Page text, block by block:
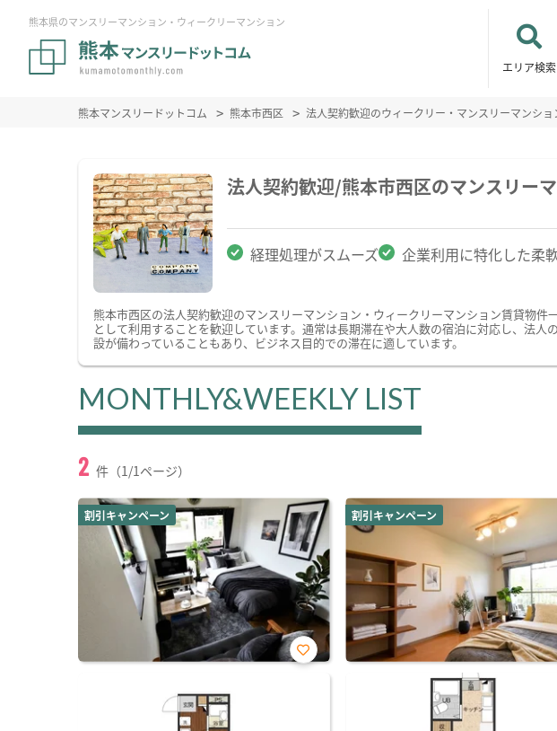
熊本県のマンスリーマンション・ウィークリーマンション
エリア検索
熊本マンスリードットコム 熊本市西区 法人契約歓迎のウィークリー・マンスリーマンシ
法人契約歓迎/熊本市西区のマンスリー
経理処理がスムーズ 企業利用に特化した柔
熊本市西区の法人契約歓迎のマンスリーマンション・ウィークリーマンション賃貸物
として利用することを歓迎しています。通常は長期滞在や大人数の宿泊に対応し、法
設が備わっていることもあり、ビジネス目的での滞在に適しています。
MONTHLY&WEEKLY LIST
2 件（1/1ページ）
割引キャンペーン
お気
割引キャンペーン